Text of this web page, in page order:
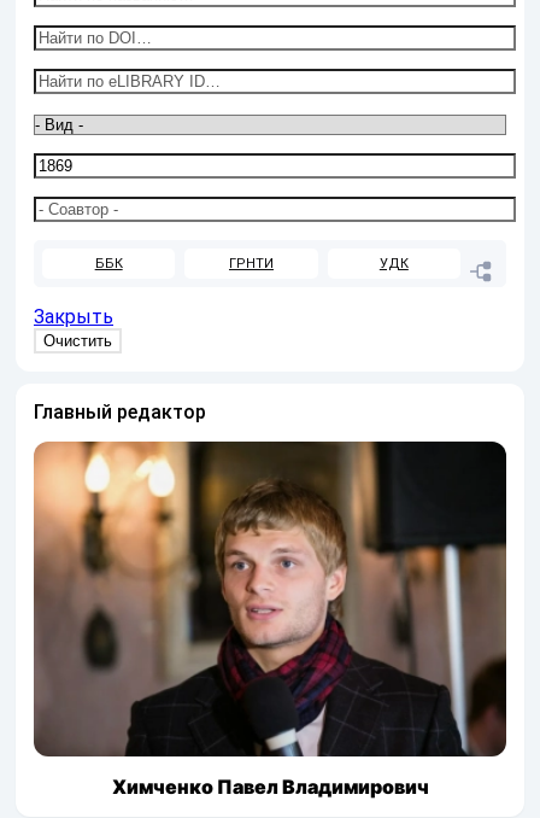
ББК ГРНТИ УДК
Закрыть
Главный редактор
Химченко Павел Владимирович